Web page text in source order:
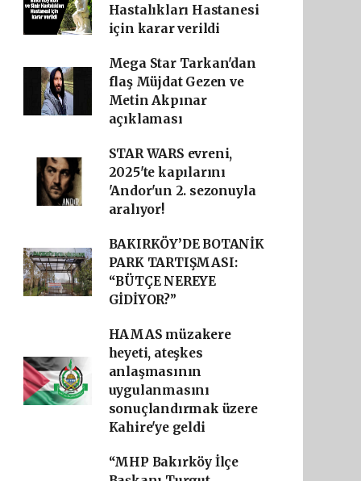
Hastalıkları Hastanesi
için karar verildi
Mega Star Tarkan'dan
flaş Müjdat Gezen ve
Metin Akpınar
açıklaması
STAR WARS evreni,
2025'te kapılarını
'Andor'un 2. sezonuyla
aralıyor!
BAKIRKÖY’DE BOTANİK
PARK TARTIŞMASI:
“BÜTÇE NEREYE
GİDİYOR?”
HAMAS müzakere
heyeti, ateşkes
anlaşmasının
uygulanmasını
sonuçlandırmak üzere
Kahire'ye geldi
“MHP Bakırköy İlçe